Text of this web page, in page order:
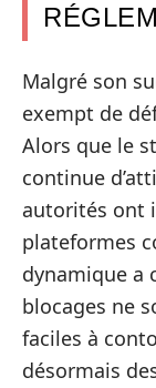
Malgré son
exempt de
Alors que le
continue
autorités ont
plateformes
dynamique a
blocages ne
faciles à
désormais